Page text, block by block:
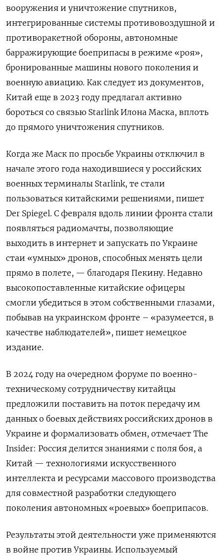
вооружения и уничтожение спутников,
интегрированные системы противовоздушной и
противоракетной обороны, автономные
барражирующие боеприпасы в режиме «роя»,
бронированные машины нового поколения и
военную авиацию. Как следует из документов,
Китай еще в 2023 году предлагал активно
бороться со связью Starlink Илона Маска, вплоть
до прямого уничтожения спутников.
Когда же Маск по просьбе Украины отключил в
начале этого года находившиеся у российских
военных терминалы Starlink, те стали
пользоваться китайскими решениями, пишет
Der Spiegel. С февраля вдоль линии фронта стали
появляться радиомачты, позволяющие
выходить в интернет и запускать по Украине
стаи «умных» дронов, способных менять цели
прямо в полете, — благодаря Пекину. Недавно
высокопоставленные китайские офицеры
смогли убедиться в этом собственными глазами,
побывав на украинском фронте – «разумеется, в
качестве наблюдателей», пишет немецкое
издание.
В 2024 году на очередном форуме по военно-
техническому сотрудничеству китайцы
предложили поставить на поток передачу им
данных о боевых действиях российских дронов в
Украине и формализовать обмен, отмечает The
Insider: Россия делится знаниями с поля боя, а
Китай — технологиями искусственного
интеллекта и ресурсами массового производства
для совместной разработки следующего
поколения автономных «роевых» боеприпасов.
Результаты этой деятельности уже применяются
в войне против Украины. Используемый